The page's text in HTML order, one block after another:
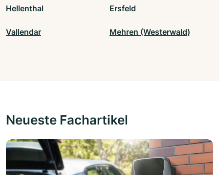
Hellenthal Ersfeld
Vallendar Mehren (Westerwald)
Neueste Fachartikel